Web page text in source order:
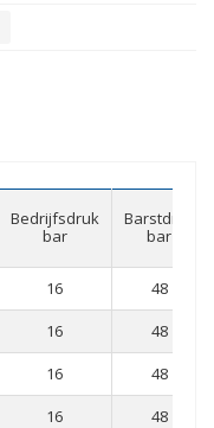
Bedrijfsdruk
bar
Barstdruk
bar
16
48
16
48
16
48
16
48